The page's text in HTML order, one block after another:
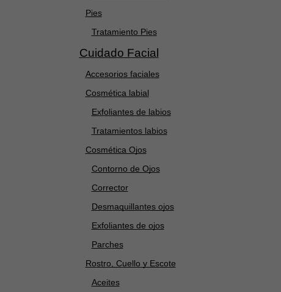
Pies
Tratamiento Pies
Cuidado Facial
Accesorios faciales
Cosmética labial
Exfoliantes de labios
Tratamientos labios
Cosmética Ojos
Contorno de Ojos
Corrector
Desmaquillantes ojos
Exfoliantes de ojos
Parches
Rostro, Cuello y Escote
Aceites